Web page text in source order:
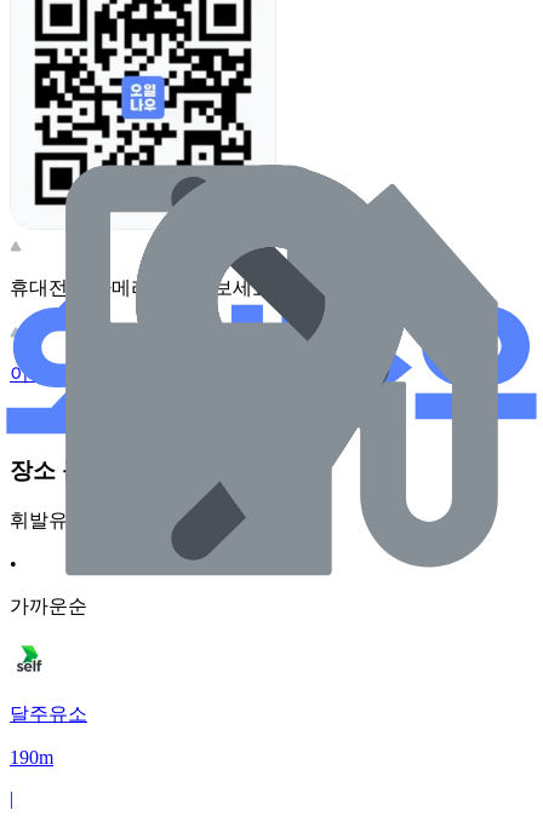
휴대전화 카메라로 찍어보세요
이 주유소의 사장님이신가요?
장소 근처 주유소
휘발유
•
가까운순
달주유소
190m
|